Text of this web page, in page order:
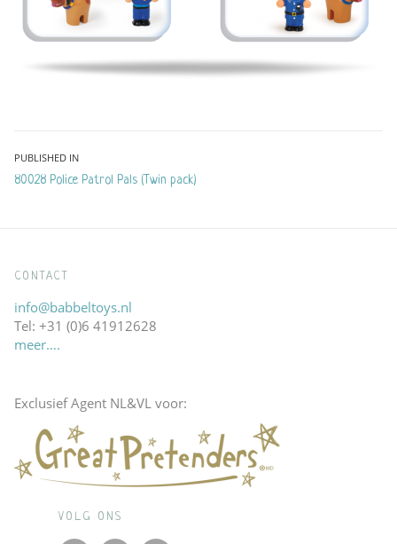
Bericht
navigatie
PUBLISHED IN
80028 Police Patrol Pals (Twin pack)
CONTACT
info@babbeltoys.nl
Tel: +31 (0)6 41912628
meer….
Exclusief Agent NL&VL voor:
VOLG ONS